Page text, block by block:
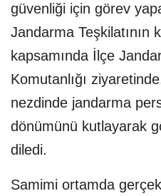
güvenliği için görev
Jandarma Teşkilatının
kapsamında İlçe
Komutanlığı
nezdinde jandarma
dönümünü kutlayarak
diledi.
Samimi ortamda